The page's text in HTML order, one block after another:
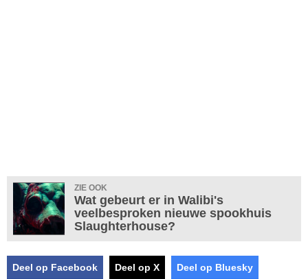
ZIE OOK
Wat gebeurt er in Walibi's
veelbesproken nieuwe spookhuis
Slaughterhouse?
Deel op Facebook Deel op X Deel op Bluesky